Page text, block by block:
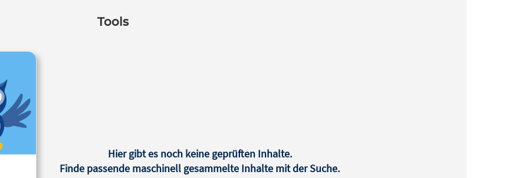
Tools
Hier gibt es noch keine geprüften Inhalte.
Finde passende maschinell gesammelte Inhalte mit der Suche.